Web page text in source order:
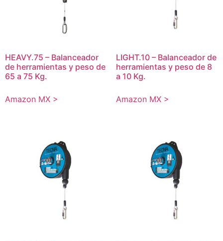
HEAVY.75 – Balanceador
de herramientas y peso de
65 a 75 Kg.
Amazon MX >
LIGHT.10 – Balanceador de
herramientas y peso de 8
a 10 Kg.
Amazon MX >